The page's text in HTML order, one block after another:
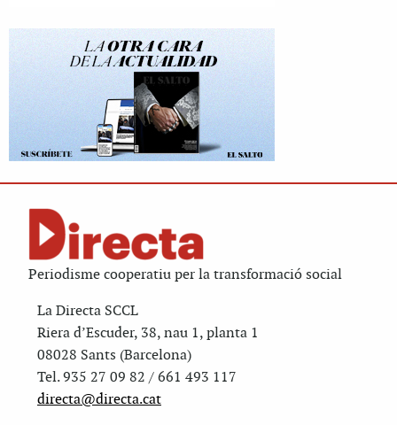
Periodisme cooperatiu per la transformació social
La Directa SCCL
Riera d’Escuder, 38, nau 1, planta 1
08028 Sants (Barcelona)
Tel. 935 27 09 82 / 661 493 117
directa@directa.cat